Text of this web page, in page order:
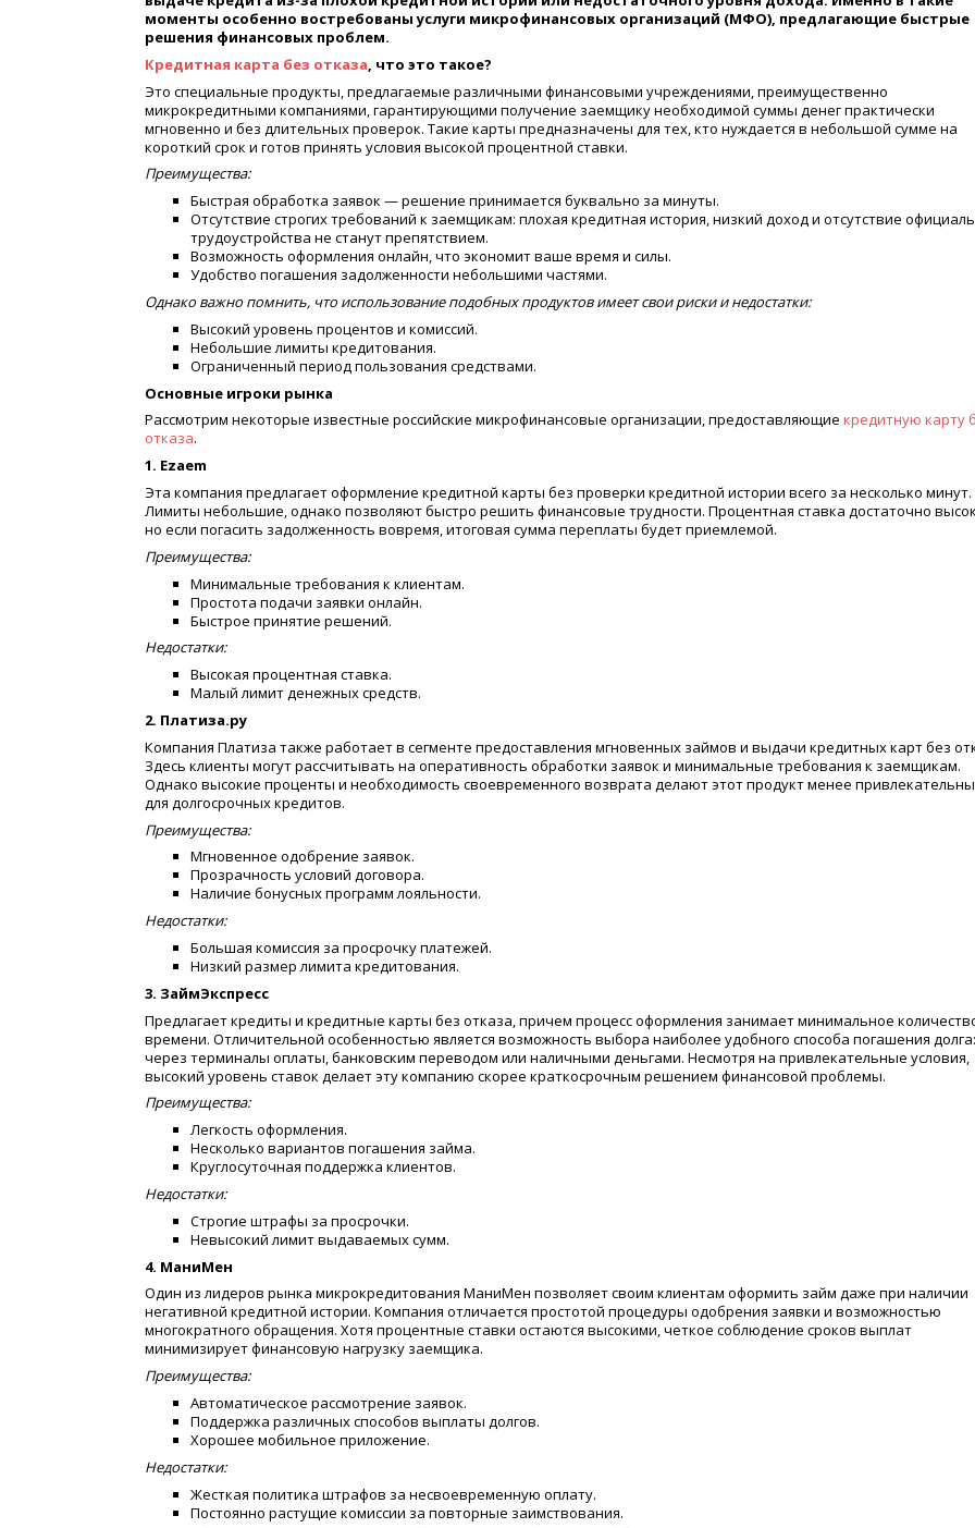
моменты особенно востребованы услуги микрофинансовых организаций (МФО), предлагающие быстрые
решения финансовых проблем.
Кредитная карта без отказа, что это такое?
Это специальные продукты, предлагаемые различными финансовыми учреждениями, преимущественно
микрокредитными компаниями, гарантирующими получение заемщику необходимой суммы денег практически
мгновенно и без длительных проверок. Такие карты предназначены для тех, кто нуждается в небольшой сумме на
короткий срок и готов принять условия высокой процентной ставки.
Преимущества:
Быстрая обработка заявок — решение принимается буквально за минуты.
Отсутствие строгих требований к заемщикам: плохая кредитная история, низкий доход и отсутствие
трудоустройства не станут препятствием.
Возможность оформления онлайн, что экономит ваше время и силы.
Удобство погашения задолженности небольшими частями.
Однако важно помнить, что использование подобных продуктов имеет свои риски и недостатки:
Высокий уровень процентов и комиссий.
Небольшие лимиты кредитования.
Ограниченный период пользования средствами.
Основные игроки рынка
Рассмотрим некоторые известные российские микрофинансовые организации, предоставляющие кредитную карту
отказа.
1. Ezaem
Эта компания предлагает оформление кредитной карты без проверки кредитной истории всего за несколько минут.
Лимиты небольшие, однако позволяют быстро решить финансовые трудности. Процентная ставка достаточно
но если погасить задолженность вовремя, итоговая сумма переплаты будет приемлемой.
Преимущества:
Минимальные требования к клиентам.
Простота подачи заявки онлайн.
Быстрое принятие решений.
Недостатки:
Высокая процентная ставка.
Малый лимит денежных средств.
2. Платиза.ру
Компания Платиза также работает в сегменте предоставления мгновенных займов и выдачи кредитных карт без
Здесь клиенты могут рассчитывать на оперативность обработки заявок и минимальные требования к заемщикам.
Однако высокие проценты и необходимость своевременного возврата делают этот продукт менее
для долгосрочных кредитов.
Преимущества:
Мгновенное одобрение заявок.
Прозрачность условий договора.
Наличие бонусных программ лояльности.
Недостатки:
Большая комиссия за просрочку платежей.
Низкий размер лимита кредитования.
3. ЗаймЭкспресс
Предлагает кредиты и кредитные карты без отказа, причем процесс оформления занимает минимальное
времени. Отличительной особенностью является возможность выбора наиболее удобного способа погашения долга:
через терминалы оплаты, банковским переводом или наличными деньгами. Несмотря на привлекательные условия,
высокий уровень ставок делает эту компанию скорее краткосрочным решением финансовой проблемы.
Преимущества:
Легкость оформления.
Несколько вариантов погашения займа.
Круглосуточная поддержка клиентов.
Недостатки:
Строгие штрафы за просрочки.
Невысокий лимит выдаваемых сумм.
4. МаниМен
Один из лидеров рынка микрокредитования МаниМен позволяет своим клиентам оформить займ даже при наличии
негативной кредитной истории. Компания отличается простотой процедуры одобрения заявки и возможностью
многократного обращения. Хотя процентные ставки остаются высокими, четкое соблюдение сроков выплат
минимизирует финансовую нагрузку заемщика.
Преимущества:
Автоматическое рассмотрение заявок.
Поддержка различных способов выплаты долгов.
Хорошее мобильное приложение.
Недостатки:
Жесткая политика штрафов за несвоевременную оплату.
Постоянно растущие комиссии за повторные заимствования.